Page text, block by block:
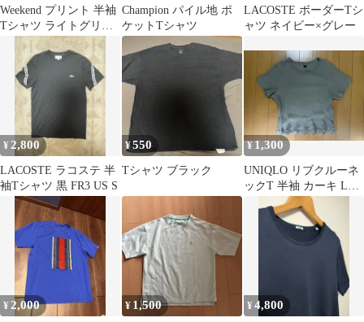
Weekend プリント 半袖
Tシャツ ライトグリー
Champion パイル地 ポ
ケットTシャツ
LACOSTE ボーダーTシ
ャツ ネイビー×グレー
¥ 2,800
LACOSTE ラコステ 半
袖Tシャツ 黒 FR3 US S
¥550
Tシャツ ブラック
¥1,300
UNIQLO リブクルーネ
ックT 半袖 カーキ Lサ
¥ 2,000 ¥ 1,500 ¥4,800